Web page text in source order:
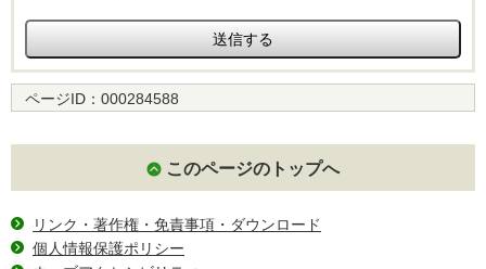
ページID： 000284588
このページのトップへ
リンク・著作権・免責事項・ダウンロード
個人情報保護ポリシー